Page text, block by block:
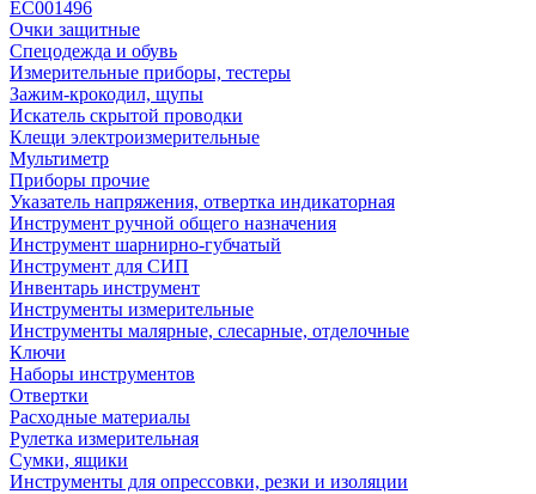
EC001496
Очки защитные
Спецодежда и обувь
Измерительные приборы, тестеры
Зажим-крокодил, щупы
Искатель скрытой проводки
Клещи электроизмерительные
Мультиметр
Приборы прочие
Указатель напряжения, отвертка индикаторная
Инструмент ручной общего назначения
Инструмент шарнирно-губчатый
Инструмент для СИП
Инвентарь инструмент
Инструменты измерительные
Инструменты малярные, слесарные, отделочные
Ключи
Наборы инструментов
Отвертки
Расходные материалы
Рулетка измерительная
Сумки, ящики
Инструменты для опрессовки, резки и изоляции